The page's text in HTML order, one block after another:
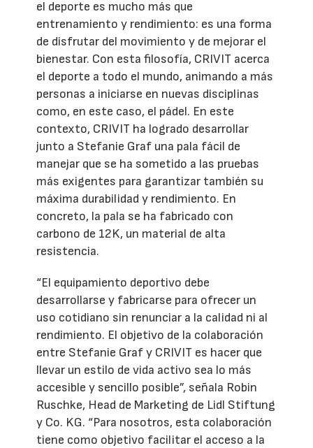
el deporte es mucho más que
entrenamiento y rendimiento: es una forma
de disfrutar del movimiento y de mejorar el
bienestar. Con esta filosofía, CRIVIT acerca
el deporte a todo el mundo, animando a más
personas a iniciarse en nuevas disciplinas
como, en este caso, el pádel. En este
contexto, CRIVIT ha logrado desarrollar
junto a Stefanie Graf una pala fácil de
manejar que se ha sometido a las pruebas
más exigentes para garantizar también su
máxima durabilidad y rendimiento. En
concreto, la pala se ha fabricado con
carbono de 12K, un material de alta
resistencia.
“El equipamiento deportivo debe
desarrollarse y fabricarse para ofrecer un
uso cotidiano sin renunciar a la calidad ni al
rendimiento. El objetivo de la colaboración
entre Stefanie Graf y CRIVIT es hacer que
llevar un estilo de vida activo sea lo más
accesible y sencillo posible”, señala Robin
Ruschke, Head de Marketing de Lidl Stiftung
y Co. KG. “Para nosotros, esta colaboración
tiene como objetivo facilitar el acceso a la